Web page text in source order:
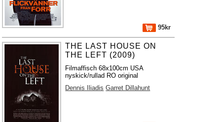
95kr
THE LAST HOUSE ON
THE LEFT (2009)
Filmaffisch 68x100cm USA
nyskick/rullad RO original
Dennis Iliadis Garret Dillahunt